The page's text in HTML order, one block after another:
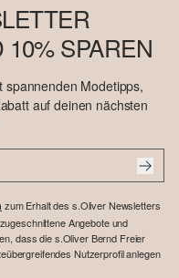
SPAREN
spannenden Modetipps,
auf deinen nächsten
zum Erhalt des s.Oliver Newsletters
Angebote und
dass die s.Oliver Bernd Freier
Nutzerprofil anlegen